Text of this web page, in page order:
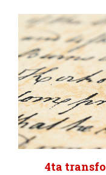
4ta